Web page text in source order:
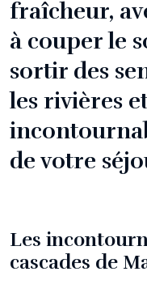
fraîcheur,
à couper le
sortir des
les rivières
de votre
Les
cascades de